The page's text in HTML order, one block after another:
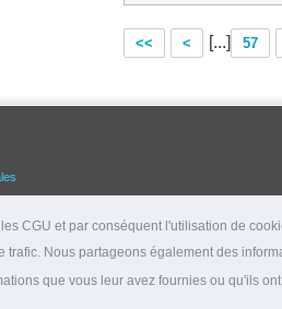
CGU et par conséquent l'utilisation de
trafic. Nous partageons également des
que vous leur avez fournies ou qu'ils
<< < [...] 57